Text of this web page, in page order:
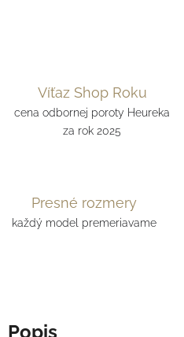
Víťaz Shop Roku
cena odbornej poroty Heureka
za rok 2025
Presné rozmery
každý model premeriavame
Popis